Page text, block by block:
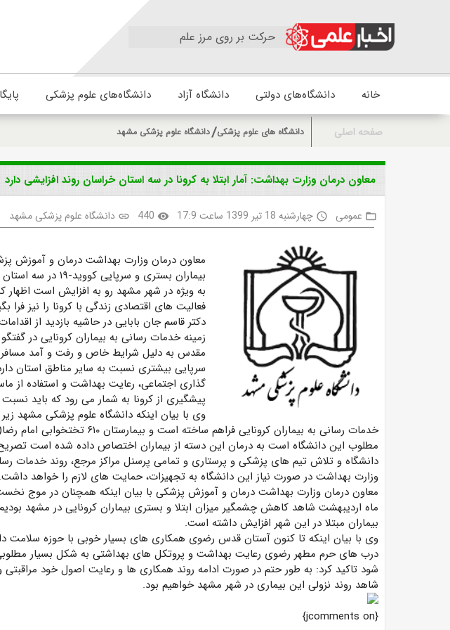
حرکت بر روی مرز علم
خانه دانشگاه‌های دولتی دانشگاه آزاد دانشگاه‌های علوم پزشکی
صفحه اصلی دانشگاه های علوم پزشکی دانشگاه علوم پزشکی مشهد
معاون درمان وزارت بهداشت: آمار ابتلا به کرونا در سه استان خراسان روند افزایشی دارد
folder_open عمومی access_time چهارشنبه 18 تیر 1399 ساعت 17:9 visibility
440
link دانشگاه علوم پزشکی مشهد
معاون درمان وزارت بهداشت درمان و آموزش
بیماران بستری و
به ویژه در شهر مشهد رو به افزایش است اظهار
فعالیت های اقتصادی زندگی با کرونا را نیز فرا
دکتر قاسم جان بابایی در حاشیه بازدید از
زمینه خدمات رسانی به بیماران کرونایی در
مقدس به دلیل شرایط خاص و رفت و آمد
سرپایی بیشتری نسبت به سایر مناطق استان
گذاری اجتماعی، رعایت بهداشت و استفاده از
پیشگیری از کرونا به شمار می رود که باید
وی با بیان اینکه دانشگاه علوم پزشکی مشهد
خدمات رسانی به بیماران کرونایی فراهم
مطلوب این دانشگاه است به درمان این دسته از بیماران اختصاص داده شده است
دانشگاه و تلاش تیم های پزشکی و پرستاری و تمامی پرسنل مراکز مرجع، روند خدمات
وزارت بهداشت در صورت نیاز این دانشگاه به تجهیزات، حمایت های لازم را خواهد داشت.
معاون درمان وزارت بهداشت درمان و آموزش پزشکی با بیان اینکه همچنان در موج نخست
ماه اردیبهشت شاهد کاهش چشمگیر میزان ابتلا و بستری بیماران کرونایی در مشهد
بیماران مبتلا در این شهر افزایش داشته است.
وی با بیان اینکه تا کنون آستان قدس رضوی همکاری های بسیار خوبی با حوزه سلامت
درب های حرم مطهر رضوی رعایت بهداشت و پروتکل های بهداشتی به شکل بسیار
شود تاکید کرد: به طور حتم در صورت ادامه روند همکاری ها و رعایت اصول خود
شاهد روند نزولی این بیماری در شهر مشهد خواهیم بود.
{jcomments on}